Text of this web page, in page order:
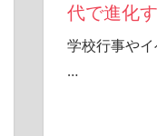
代で進化
学校行事や
…